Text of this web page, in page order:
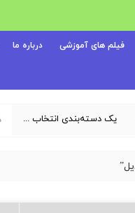
فیلم های آموزشی درباره ما
یک دسته‌بندی انتخاب کنید